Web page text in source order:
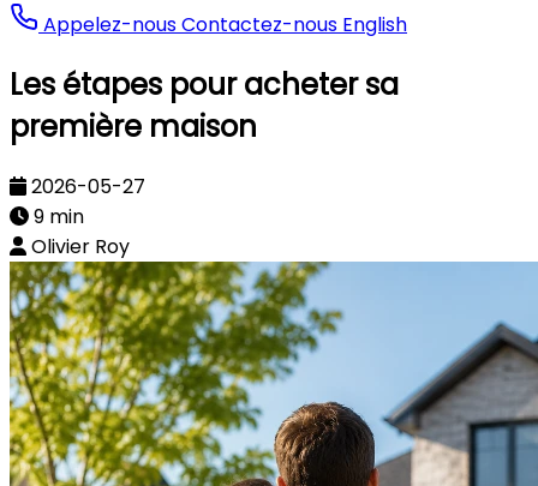
Appelez-nousContactez-nous English
Les étapes pour acheter sa
première maison
2026-05-27
9 min
Olivier Roy